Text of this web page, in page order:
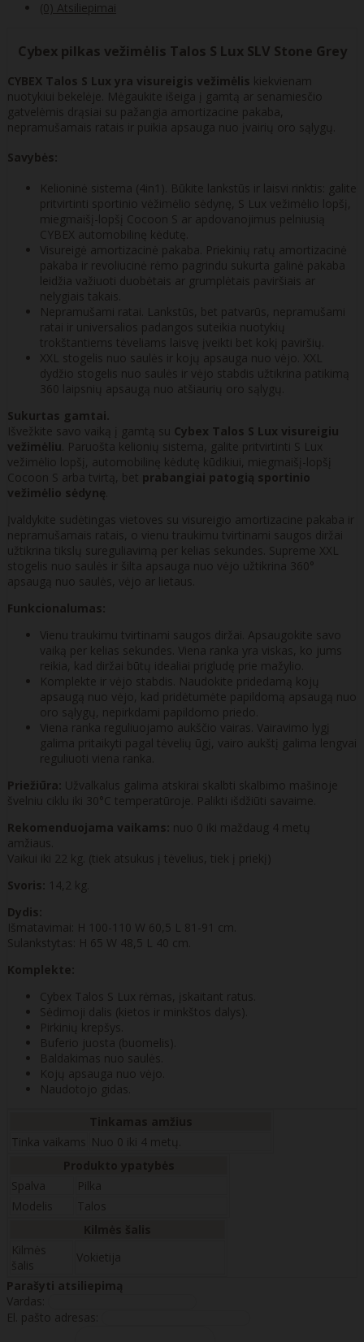
(0) Atsiliepimai
Cybex pilkas vežimėlis Talos S Lux SLV Stone Grey
CYBEX Talos S Lux yra visureigis vežimėlis kiekvienam
nuotykiui bekelėje. Mėgaukite išeiga į gamtą ar senamiesčio
gatvelėmis drąsiai su pažangia amortizacine pakaba,
nepramušamais ratais ir puikia apsauga nuo įvairių oro sąlygų.
Savybės:
Kelioninė sistema (4in1). Būkite lankstūs ir laisvi rinktis: galite
pritvirtinti sportinio vėžimėlio sėdynę, S Lux vežimėlio lopšį,
miegmaišį-lopšį Cocoon S ar apdovanojimus pelniusią
CYBEX automobilinę kėdutę.
Visureigė amortizacinė pakaba. Priekinių ratų amortizacinė
pakaba ir revoliucinė rėmo pagrindu sukurta galinė pakaba
leidžia važiuoti duobėtais ar grumplėtais paviršiais ar
nelygiais takais.
Nepramušami ratai. Lankstūs, bet patvarūs, nepramušami
ratai ir universalios padangos suteikia nuotykių
trokštantiems tėveliams laisvę įveikti bet kokį paviršių.
XXL stogelis nuo saulės ir kojų apsauga nuo vėjo. XXL
dydžio stogelis nuo saulės ir vėjo stabdis užtikrina patikimą
360 laipsnių apsaugą nuo atšiaurių oro sąlygų.
Sukurtas gamtai.
Išvežkite savo vaiką į gamtą su Cybex Talos S Lux visureigiu
vežimėliu . Paruošta kelionių sistema, galite pritvirtinti S Lux
vežimėlio lopšį, automobilinę kėdutę kūdikiui, miegmaišį-lopšį
Cocoon S arba tvirtą, bet prabangiai patogią sportinio
vežimėlio sėdynę
Įvaldykite sudėtingas vietoves su visureigio amortizacine pakaba ir
nepramušamais ratais, o vienu traukimu tvirtinami saugos diržai
užtikrina tikslų sureguliavimą per kelias sekundes. Supreme XXL
stogelis nuo saulės ir šilta apsauga nuo vėjo užtikrina 360°
apsaugą nuo saulės, vėjo ar lietaus.
Funkcionalumas:
Vienu traukimu tvirtinami saugos diržai. Apsaugokite savo
vaiką per kelias sekundes. Viena ranka yra viskas, ko jums
reikia, kad diržai būtų idealiai prigludę prie mažylio.
Komplekte ir vėjo stabdis. Naudokite pridedamą kojų
apsaugą nuo vėjo, kad pridėtumėte papildomą apsaugą nuo
oro sąlygų, nepirkdami papildomo priedo.
Viena ranka reguliuojamo aukščio vairas. Vairavimo lygį
galima pritaikyti pagal tėvelių ūgį, vairo aukštį galima lengvai
reguliuoti viena ranka.
Priežiūra: Užvalkalus galima atskirai skalbti skalbimo mašinoje
švelniu ciklu iki 30°C temperatūroje. Palikti išdžiūti savaime.
Rekomenduojama vaikams: nuo 0 iki maždaug 4 metų
amžiaus.
Vaikui iki 22 kg. (tiek atsukus į tėvelius, tiek į priekį)
Svoris: 14,2 kg.
Dydis:
Išmatavimai: H 100-110 W 60,5 L 81-91 cm.
Sulankstytas: H 65 W 48,5 L 40 cm.
Komplekte:
Cybex Talos S Lux rėmas, įskaitant ratus.
Sėdimoji dalis (kietos ir minkštos dalys).
Pirkinių krepšys.
Buferio juosta (buomelis).
Baldakimas nuo saulės.
Kojų apsauga nuo vėjo.
Naudotojo gidas.
Tinka vaikams Nuo 0 iki 4 metų.
Spalva
Pilka
Modelis
Talos
Kilmės
šalis
Vokietija
Parašyti atsiliepimą
Vardas:
El. pašto adresas: